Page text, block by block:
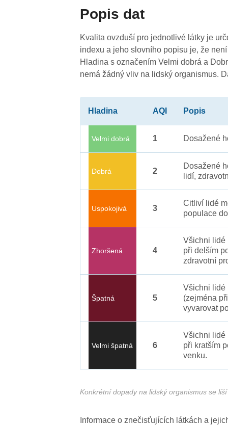
4
Popis dat
Kvalita ovzduší pro jednotlivé látky je
indexu a jeho slovního popisu je, že
Hladina s označením Velmi dobrá a
nemá žádný vliv na lidský organismus.
Hladina AQI Popis
Velmi dobrá 1 Dosažené
Dobrá 2
Dosažené
lidí,
Uspokojivá 3
Citliví lidé
populace
Zhoršená 4
Všichni lidé
při delším
zdravotní
Špatná 5
Všichni lidé
(zejména
vyvarovat
Velmi špatná 6
Všichni lidé
při kratším
venku.
Konkrétní dopady na lidský organismus se
Informace o znečisťujících látkách a